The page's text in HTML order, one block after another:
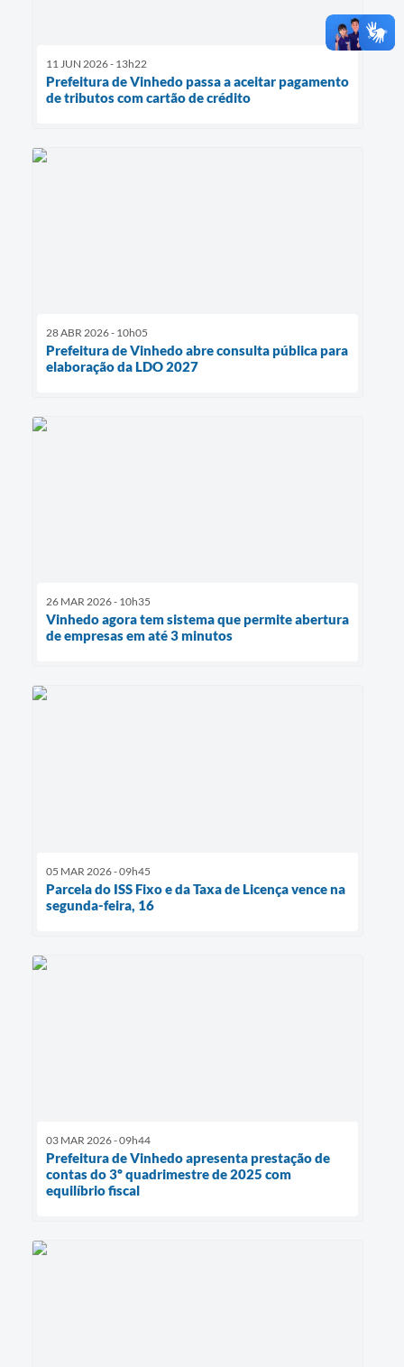
11 JUN 2026 - 13h22
Prefeitura de Vinhedo passa a aceitar pagamento
de tributos com cartão de crédito
28 ABR 2026 - 10h05
Prefeitura de Vinhedo abre consulta pública para
elaboração da LDO 2027
26 MAR 2026 - 10h35
Vinhedo agora tem sistema que permite abertura
de empresas em até 3 minutos
05 MAR 2026 - 09h45
Parcela do ISS Fixo e da Taxa de Licença vence na
segunda-feira, 16
03 MAR 2026 - 09h44
Prefeitura de Vinhedo apresenta prestação de
contas do 3º quadrimestre de 2025 com
equilíbrio fiscal